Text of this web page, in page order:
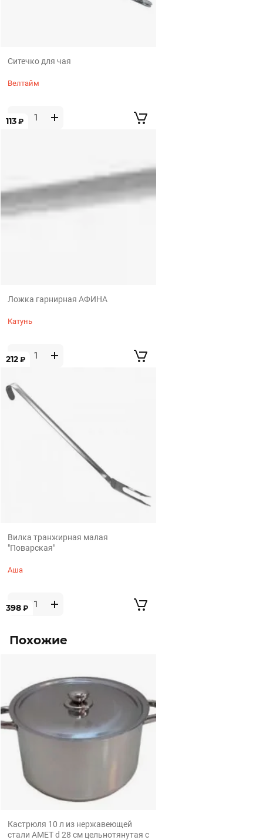
Ситечко для чая
Велтайм
113 ₽
Ложка гарнирная АФИНА
Катунь
212 ₽
Вилка транжирная малая
"Поварская"
Аша
398 ₽
Похожие
Кастрюля 10 л из нержавеющей
стали АМЕТ d 28 см цельнотянутая с